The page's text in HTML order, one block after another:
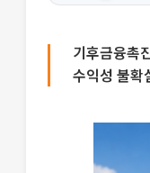
기후금융촉
수익성 불확